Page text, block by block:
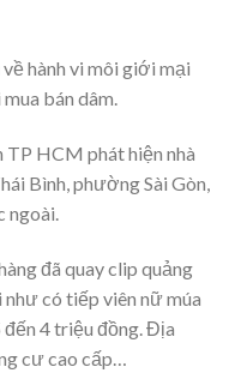
hành vi môi giới mại
bán dâm.
HCM phát hiện nhà
Bình, phường Sài Gòn,
ngoài.
đã quay clip quảng
như có tiếp viên nữ múa
đến 4 triệu đồng. Địa
cư cao cấp…